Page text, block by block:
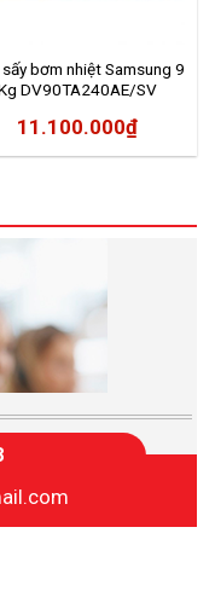
sấy bơm nhiệt Samsung 9
DV90TA240AE/SV
11.100.000₫